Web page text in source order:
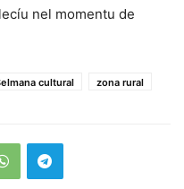
nel momentu de
cultural zona rural